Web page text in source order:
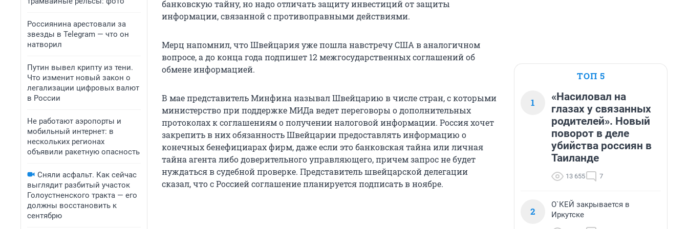
Россиянина арестовали за
звезды в Telegram — что он
натворил
Путин вывел крипту из тени.
Что изменит новый закон о
легализации цифровых валют
в России
Не работают аэропорты и
мобильный интернет: в
нескольких регионах
объявили ракетную опасность
Сняли асфальт. Как сейчас
выглядит разбитый участок
Голоустненского тракта — его
должны восстановить к
сентябрю
банковскую тайну, но надо отличать защиту инвестиций от защиты
информации, связанной с противоправными действиями.
Мерц напомнил, что Швейцария уже пошла навстречу США в аналогичном
вопросе, а до конца года подпишет 12 межгосударственных соглашений об
обмене информацией.
В мае представитель Минфина называл Швейцарию в числе стран, с которыми
министерство при поддержке МИДа ведет переговоры о дополнительных
протоколах к соглашениям о получении налоговой информации. Россия хочет
закрепить в них обязанность Швейцарии предоставлять информацию о
конечных бенефициарах фирм, даже если это банковская тайна или личная
тайна агента либо доверительного управляющего, причем запрос не будет
нуждаться в судебной проверке. Представитель швейцарской делегации
сказал, что с Россией соглашение планируется подписать в ноябре.
ТОП 5
1
«Насиловал на
глазах у связанных
родителей». Новый
поворот в деле
убийства россиян в
Таиланде
13 655 7
2
О`КЕЙ закрывается в
Иркутске